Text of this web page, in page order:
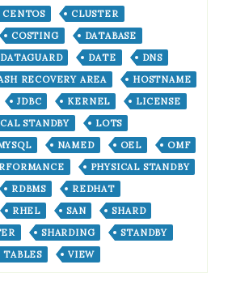
CENTOS
CLUSTER
COSTING
DATABASE
DATAGUARD DATE
DNS
RECOVERY AREA
HOSTNAME
JDBC KERNEL
LICENSE
STANDBY
LOTS
NAMED OEL
OMF
PHYSICAL STANDBY
RDBMS
REDHAT
RHEL SAN
SHARD
SHARDING
STANDBY
TABLES VIEW